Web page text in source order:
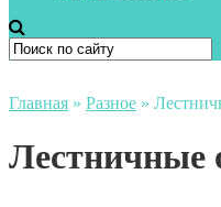
Главная » Разное »
Лестничные